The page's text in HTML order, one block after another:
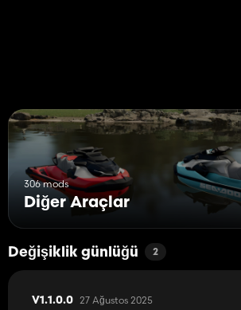
306 mods
Diğer Araçlar
Değişiklik günlüğü 2
V1.1.0.0 27 Ağustos 2025